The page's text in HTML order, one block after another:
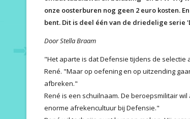
onze oosterburen nog geen 2 euro kosten.
bent. Dit is deel één van de driedelige serie
Door Stella Braam
"Het aparte is dat Defensie tijdens de
René. "Maar op oefening en op uitzending
afbreken."
René is een schuilnaam. De beroepsmilitair
enorme afrekencultuur bij Defensie."